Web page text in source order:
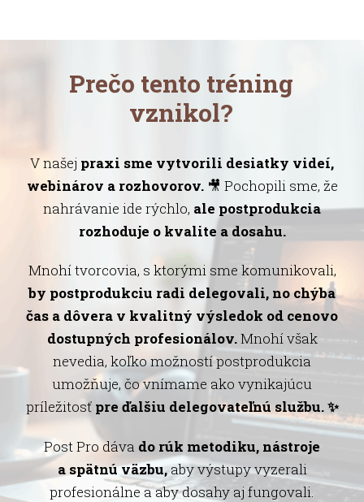
Prečo tento tréning
vznikol?
V našej praxi sme vytvorili desiatky videí,
webinárov a rozhovorov.🎥 Pochopili sme, že
nahrávanie ide rýchlo, ale postprodukcia
rozhoduje o kvalite a dosahu.
Mnohí tvorcovia, s ktorými sme komunikovali,
by postprodukciu radi delegovali, no chýba
čas a dôvera v kvalitný výsledok od cenovo
dostupných profesionálov.Mnohí však
nevedia, koľko možností postprodukcia
umožňuje, čo vnímame ako vynikajúcu
príležitosť pre ďalšiu delegovateľnú službu. ✨
Post Pro dáva do rúk metodiku, nástroje
a spätnú väzbu,aby výstupy vyzerali
profesionálne a aby dosahy aj fungovali.